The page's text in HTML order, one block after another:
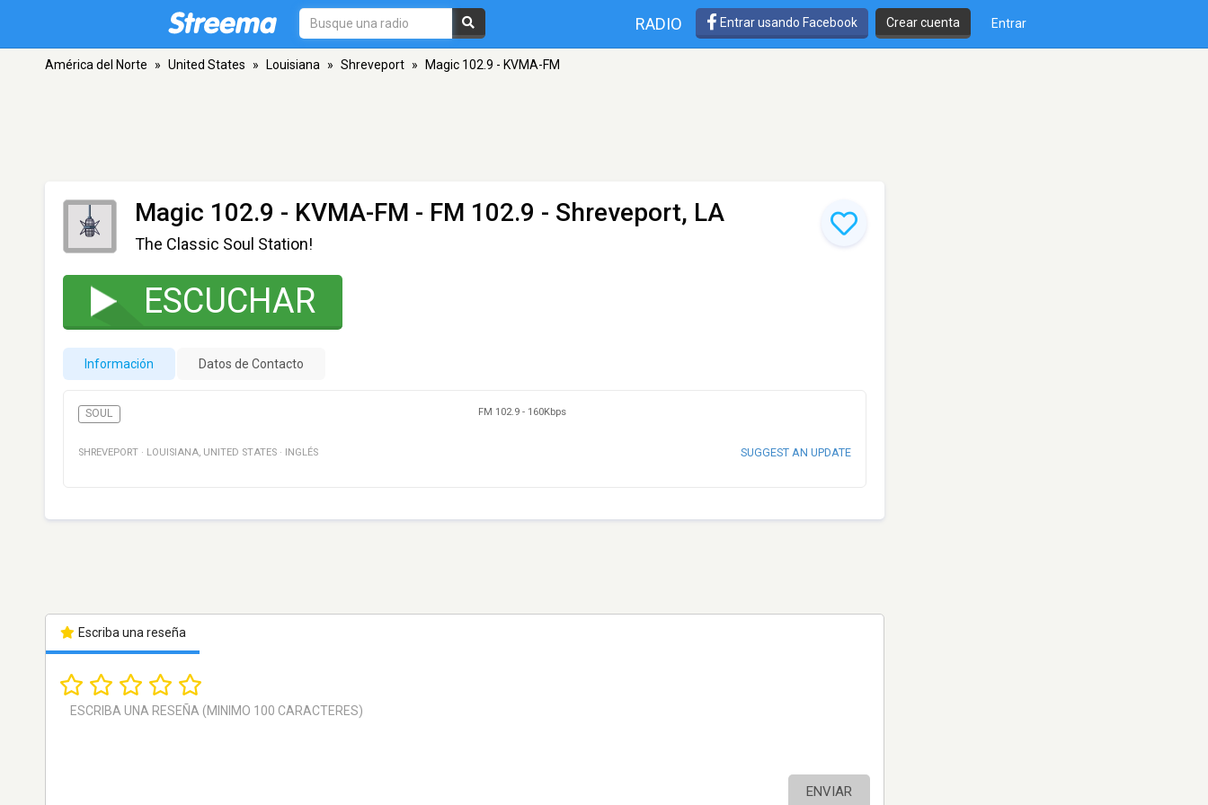
RADIO Entrar usando Facebook Crear cuenta Entrar
América del Norte » United States » Louisiana » Shreveport » Magic 102.9 - KVMA-FM
Magic 102.9 - KVMA-FM - FM 102.9 - Shreveport, LA
The Classic Soul Station!
ESCUCHAR
Información Datos de Contacto
SOUL FM 102.9 - 160Kbps
SHREVEPORT · LOUISIANA, UNITED STATES · INGLÉS SUGGEST AN UPDATE
Escriba una reseña
ENVIAR